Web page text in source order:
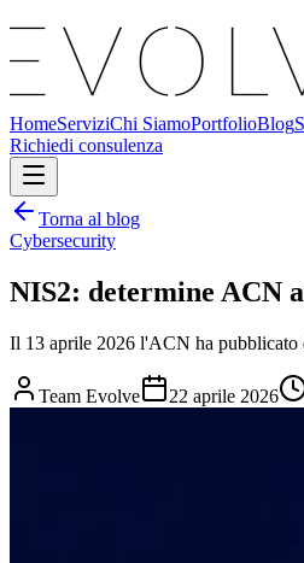
HomeServiziChi SiamoPortfolioBlog
Richiedi consulenza
Torna al blog
Cybersecurity
NIS2: determine ACN
Il 13 aprile 2026 l'ACN ha pubblicato
Team Evolve 22 aprile 2026